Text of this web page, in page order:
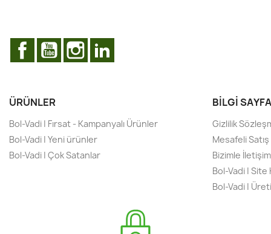
FacebookYouTubeInstagram
ÜRÜNLER
Bol-Vadi | Fırsat - Kampanyalı Ürünler
Bol-Vadi | Yeni ürünler
Bol-Vadi | Çok Satanlar
BILGI
Gizlilik
Mesafeli
Bizimle
Bol-Vadi | Site
Bol-Vadi |